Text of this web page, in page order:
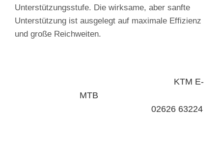
Unterstützungsstufe. Die wirksame, aber sanfte
Unterstützung ist ausgelegt auf maximale Effizienz
und große Reichweiten.
KTM E-
MTB
02626 63224